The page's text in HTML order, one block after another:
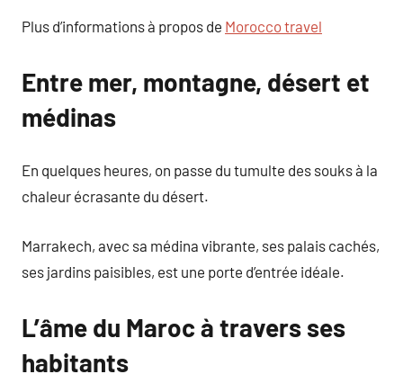
Plus d’informations à propos de Morocco travel
Entre mer, montagne, désert et
médinas
En quelques heures, on passe du tumulte des souks à la
chaleur écrasante du désert.
Marrakech, avec sa médina vibrante, ses palais cachés,
ses jardins paisibles, est une porte d’entrée idéale.
L’âme du Maroc à travers ses
habitants